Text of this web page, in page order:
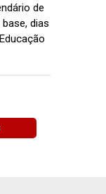
de
dias